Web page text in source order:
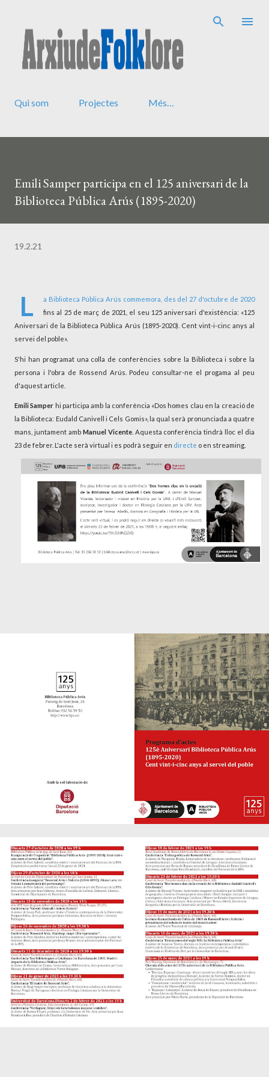
Qui som Projectes Més…
Emili Samper participa en el 125 aniversari de la
Biblioteca Pública Arús (1895-2020)
19.2.21
L a Biblioteca Pública Arús commemora, des del 27 d'octubre de 2020
fins al 25 de març de 2021, el seu 125 aniversari d'existència: «125
Aniversari de la Biblioteca Pública Arús (1895-2020). Cent vint-i-cinc anys al
servei del poble».
S'hi han programat una colla de conferències sobre la Biblioteca i sobre la
persona i l'obra de Rossend Arús. Podeu consultar-ne el progama al peu
d'aquest article.
Emili Samper hi participa amb la conferència «Dos homes clau en la creació de
la Biblioteca: Eudald Canivell i Cels Gomis», la qual serà pronunciada a quatre
mans, juntament amb Manuel Vicente. Aquesta conferència tindrà lloc el dia
23 de febrer. L'acte serà virtual i es podrà seguir en directe o en streaming.